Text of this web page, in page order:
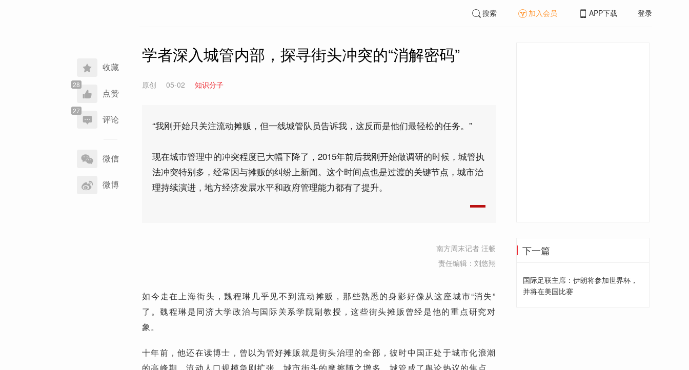
收藏
点赞
评论
享
到
微信
微博
搜索 加入会员 APP下载 登录
学者深入城管内部，探寻街头冲突的“消解密码”
原创 05-02 知识分子
“我刚开始只关注流动摊贩，但一线城管队员告诉我，这反而是他们最轻松的任务。”
现在城市管理中的冲突程度已大幅下降了，2015年前后我刚开始做调研的时候，城管执
法冲突特别多，经常因与摊贩的纠纷上新闻。这个时间点也是过渡的关键节点，城市治
理持续演进，地方经济发展水平和政府管理能力都有了提升。
南方周末记者 汪畅
责任编辑：刘悠翔
如今走在上海街头，魏程琳几乎见不到流动摊贩，那些熟悉的身影好像从这座城市“消失”
了。魏程琳是同济大学政治与国际关系学院副教授，这些街头摊贩曾经是他的重点研究对
象。
十年前，他还在读博士，曾以为管好摊贩就是街头治理的全部，彼时中国正处于城市化浪潮
的高峰期，流动人口规模急剧扩张，城市街头的摩擦随之增多，城管成了舆论热议的焦点。
下一篇
国际足联主席：伊朗将参加世界杯，
并将在美国比赛